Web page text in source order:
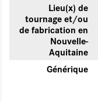
Lieu(x) de
tournage et/ou
de fabrication en
Nouvelle-
Aquitaine
Générique